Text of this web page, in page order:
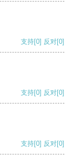
支持[0] 反对[0]
支持[0] 反对[0]
支持[0] 反对[0]